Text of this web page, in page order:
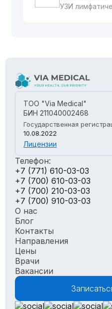
УЗИ
ТОО "Via Medical"
БИН 211040002468
Государственная
10.08.2022
Лицензии
Телефон:
+7 (771) 610-03-03
+7 (700) 610-03-03
+7 (700) 210-03-03
+7 (700) 910-03-03
О нас
Блог
Контакты
Направления
Цены
Врачи
Вакансии